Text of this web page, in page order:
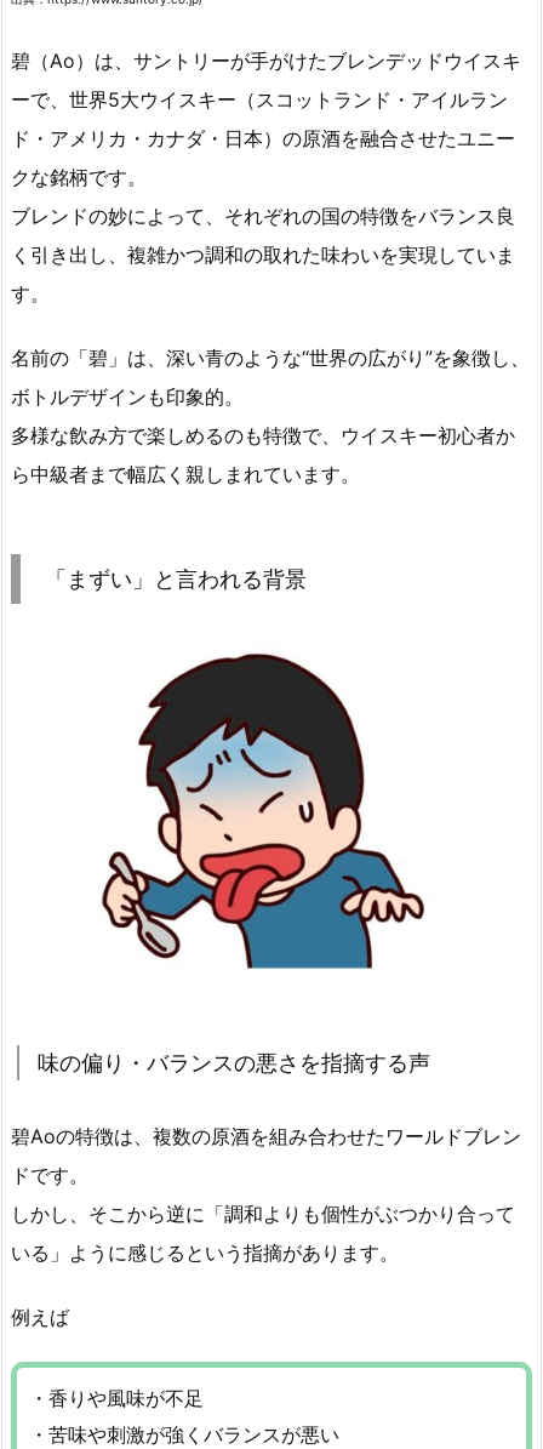
碧（Ao）は、サントリーが手がけたブレンデッドウイスキ
ーで、世界5大ウイスキー（スコットランド・アイルラン
ド・アメリカ・カナダ・日本）の原酒を融合させたユニー
クな銘柄です。
ブレンドの妙によって、それぞれの国の特徴をバランス良
く引き出し、複雑かつ調和の取れた味わいを実現していま
す。
名前の「碧」は、深い青のような“世界の広がり”を象徴し、
ボトルデザインも印象的。
多様な飲み方で楽しめるのも特徴で、ウイスキー初心者か
ら中級者まで幅広く親しまれています。
「まずい」と言われる背景
味の偏り・バランスの悪さを指摘する声
碧Aoの特徴は、複数の原酒を組み合わせたワールドブレン
ドです。
しかし、そこから逆に「調和よりも個性がぶつかり合って
いる」ように感じるという指摘があります。
例えば
・香りや風味が不足
・苦味や刺激が強くバランスが悪い